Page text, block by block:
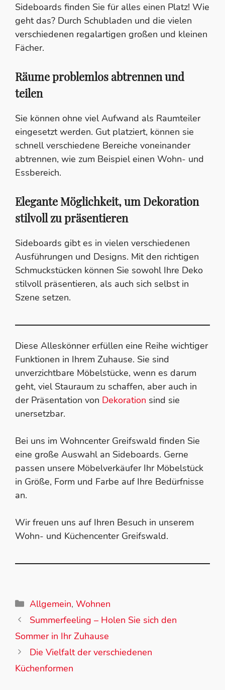
Sideboards finden Sie für alles einen Platz! Wie
geht das? Durch Schubladen und die vielen
verschiedenen regalartigen großen und kleinen
Fächer.
Räume problemlos abtrennen und
teilen
Sie können ohne viel Aufwand als Raumteiler
eingesetzt werden. Gut platziert, können sie
schnell verschiedene Bereiche voneinander
abtrennen, wie zum Beispiel einen Wohn- und
Essbereich.
Elegante Möglichkeit, um Dekoration
stilvoll zu präsentieren
Sideboards gibt es in vielen verschiedenen
Ausführungen und Designs. Mit den richtigen
Schmuckstücken können Sie sowohl Ihre Deko
stilvoll präsentieren, als auch sich selbst in
Szene setzen.
Diese Alleskönner erfüllen eine Reihe wichtiger
Funktionen in Ihrem Zuhause. Sie sind
unverzichtbare Möbelstücke, wenn es darum
geht, viel Stauraum zu schaffen, aber auch in
der Präsentation von Dekoration sind sie
unersetzbar.
Bei uns im Wohncenter Greifswald finden Sie
eine große Auswahl an Sideboards. Gerne
passen unsere Möbelverkäufer Ihr Möbelstück
in Größe, Form und Farbe auf Ihre Bedürfnisse
an.
Wir freuen uns auf Ihren Besuch in unserem
Wohn- und Küchencenter Greifswald.
Allgemein, Wohnen
Summerfeeling – Holen Sie sich den
Sommer in Ihr Zuhause
Die Vielfalt der verschiedenen
Küchenformen